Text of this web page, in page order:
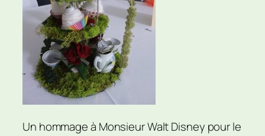
Un hommage à Monsieur Walt Disney pour le